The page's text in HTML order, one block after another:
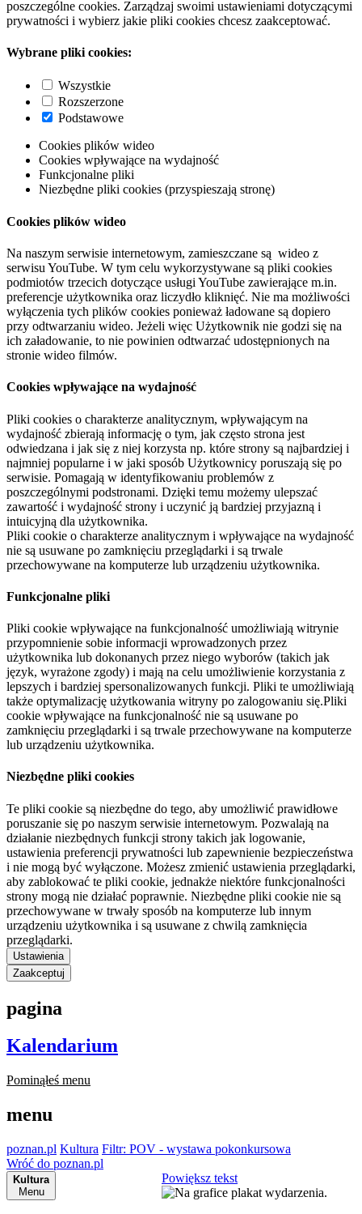
poszczególne cookies. Zarządzaj swoimi ustawieniami dotyczącymi
prywatności i wybierz jakie pliki cookies chcesz zaakceptować.
Wybrane pliki cookies:
Wszystkie
Rozszerzone
Podstawowe
Cookies plików wideo
Cookies wpływające na wydajność
Funkcjonalne pliki
Niezbędne pliki cookies (przyspieszają stronę)
Cookies plików wideo
Na naszym serwisie internetowym, zamieszczane są wideo z
serwisu YouTube. W tym celu wykorzystywane są pliki cookies
podmiotów trzecich dotyczące usługi YouTube zawierające m.in.
preferencje użytkownika oraz liczydło kliknięć. Nie ma możliwości
wyłączenia tych plików cookies ponieważ ładowane są dopiero
przy odtwarzaniu wideo. Jeżeli więc Użytkownik nie godzi się na
ich załadowanie, to nie powinien odtwarzać udostępnionych na
stronie wideo filmów.
Cookies wpływające na wydajność
Pliki cookies o charakterze analitycznym, wpływającym na
wydajność zbierają informację o tym, jak często strona jest
odwiedzana i jak się z niej korzysta np. które strony są najbardziej i
najmniej popularne i w jaki sposób Użytkownicy poruszają się po
serwisie. Pomagają w identyfikowaniu problemów z
poszczególnymi podstronami. Dzięki temu możemy ulepszać
zawartość i wydajność strony i uczynić ją bardziej przyjazną i
intuicyjną dla użytkownika.
Pliki cookie o charakterze analitycznym i wpływające na wydajność
nie są usuwane po zamknięciu przeglądarki i są trwale
przechowywane na komputerze lub urządzeniu użytkownika.
Funkcjonalne pliki
Pliki cookie wpływające na funkcjonalność umożliwiają witrynie
przypomnienie sobie informacji wprowadzonych przez
użytkownika lub dokonanych przez niego wyborów (takich jak
język, wyrażone zgody) i mają na celu umożliwienie korzystania z
lepszych i bardziej spersonalizowanych funkcji. Pliki te umożliwiają
także optymalizację użytkowania witryny po zalogowaniu się.Pliki
cookie wpływające na funkcjonalność nie są usuwane po
zamknięciu przeglądarki i są trwale przechowywane na komputerze
lub urządzeniu użytkownika.
Niezbędne pliki cookies
Te pliki cookie są niezbędne do tego, aby umożliwić prawidłowe
poruszanie się po naszym serwisie internetowym. Pozwalają na
działanie niezbędnych funkcji strony takich jak logowanie,
ustawienia preferencji prywatności lub zapewnienie bezpieczeństwa
i nie mogą być wyłączone. Możesz zmienić ustawienia przeglądarki,
aby zablokować te pliki cookie, jednakże niektóre funkcjonalności
strony mogą nie działać poprawnie. Niezbędne pliki cookie nie są
przechowywane w trwały sposób na komputerze lub innym
urządzeniu użytkownika i są usuwane z chwilą zamknięcia
przeglądarki.
Ustawienia
Zaakceptuj
pagina
Kalendarium
Pominąłeś menu
menu
poznan.pl Kultura Filtr: POV - wystawa pokonkursowa
Wróć do poznan.pl
Kultura
Menu
Powiększ tekst